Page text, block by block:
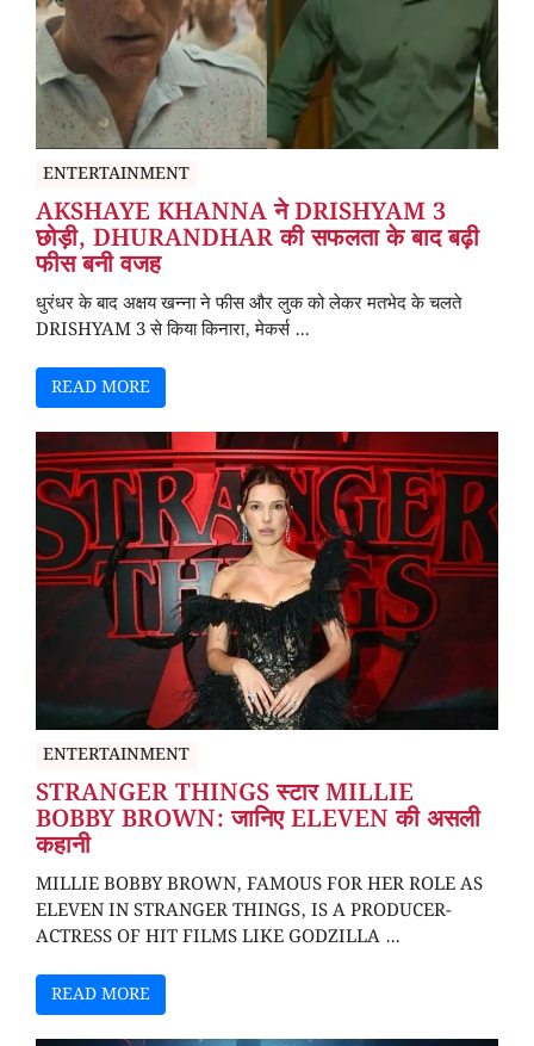
ENTERTAINMENT
AKSHAYE KHANNA ने DRISHYAM 3
छोड़ी, DHURANDHAR की सफलता के बाद बढ़ी
फीस बनी वजह
धुरंधर के बाद अक्षय खन्ना ने फीस और लुक को लेकर मतभेद के चलते
DRISHYAM 3 से किया किनारा, मेकर्स ...
READ MORE
ENTERTAINMENT
STRANGER THINGS स्टार MILLIE
BOBBY BROWN: जानिए ELEVEN की असली
कहानी
MILLIE BOBBY BROWN, FAMOUS FOR HER ROLE AS
ELEVEN IN STRANGER THINGS, IS A PRODUCER-
ACTRESS OF HIT FILMS LIKE GODZILLA ...
READ MORE